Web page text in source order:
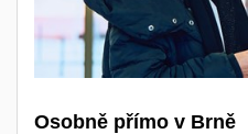
Osobně přímo v Brně